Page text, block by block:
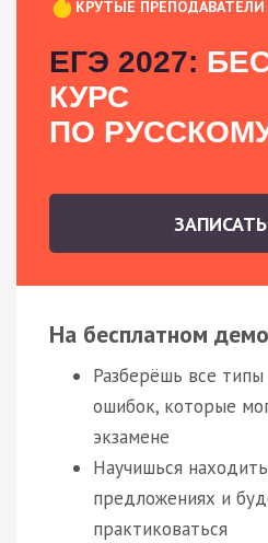
КРУТЫЕ ПРЕПОДАВАТЕЛИ
ЕГЭ 2027:
КУРС
ПО
На бесплатном
Разберёшь все
ошибок, которые
экзамене
Научишься
предложениях и
практиковаться